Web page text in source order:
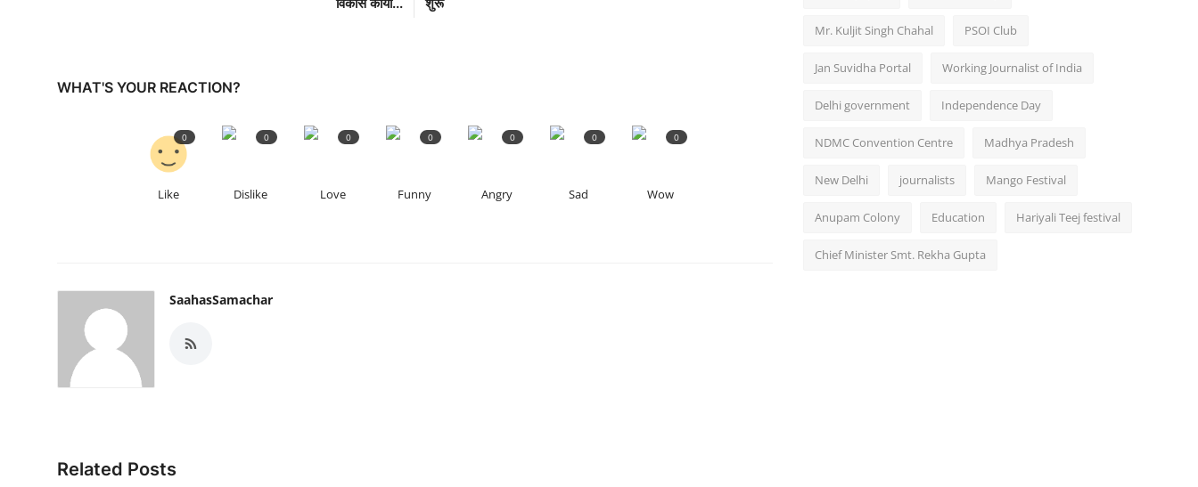
विकास कार्यों...
शुरू
WHAT'S YOUR REACTION?
Like
0
Dislike
0
Love
0
Funny
0
Angry
0
Sad
0
Wow
0
SaahasSamachar
Related Posts
Mr. Kuljit Singh Chahal PSOI Club
Jan Suvidha Portal Working Journalist of India
Delhi government Independence Day
NDMC Convention Centre Madhya Pradesh
New Delhi journalists Mango Festival
Anupam Colony Education Hariyali Teej festival
Chief Minister Smt. Rekha Gupta